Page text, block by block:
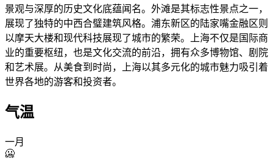
景观与深厚的历史文化底蕴闻名。外滩是其标志性景点之一，
展现了独特的中西合璧建筑风格。浦东新区的陆家嘴金融区则
以摩天大楼和现代科技展现了城市的繁荣。上海不仅是国际商
业的重要枢纽，也是文化交流的前沿，拥有众多博物馆、剧院
和艺术展。从美食到时尚，上海以其多元化的城市魅力吸引着
世界各地的游客和投资者。
气温
一月
🥶